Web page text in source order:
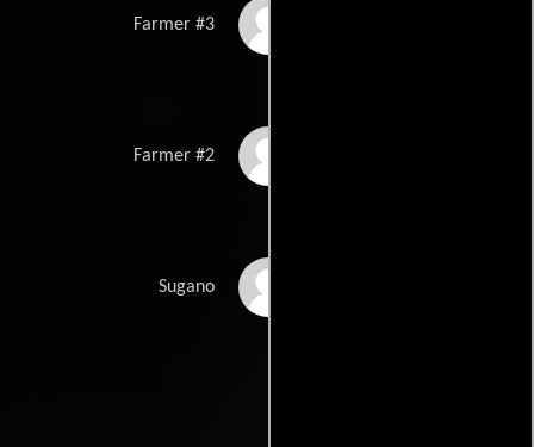
Farmer #3
Farmer #2
Sugano